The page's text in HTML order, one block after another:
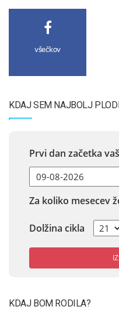
všečkov
KDAJ SEM NAJBOLJ
Prvi dan začetka
Za koliko mesecev
Dolžina cikla
KDAJ BOM RODILA?